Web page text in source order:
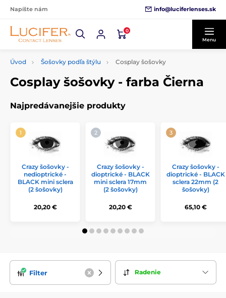
Napíšte nám info@luciferlenses.sk
0
Menu
Úvod Šošovky podľa štýlu Cosplay šošovky
Cosplay šošovky - farba Čierna
Najpredávanejšie produkty
Crazy šošovky -
nedioptrické -
BLACK mini sclera
(2 šošovky)
20,20 €
Crazy šošovky -
dioptrické - BLACK
mini sclera 17mm
(2 šošovky)
20,20 €
Crazy šošovky -
dioptrické - BLACK
sclera 22mm (2
šošovky)
65,10 €
Filter Radenie